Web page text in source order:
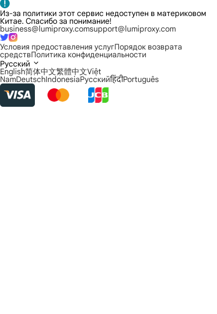
Из-за политики этот сервис недоступен в материковом
Китае. Спасибо за понимание!
business@lumiproxy.comsupport@lumiproxy.com
Условия предоставления услугПорядок возврата
средствПолитика конфиденциальности
Русский
English简体中文繁體中文Việt
NamDeutschIndonesiaРусскийहिंदीPortuguês